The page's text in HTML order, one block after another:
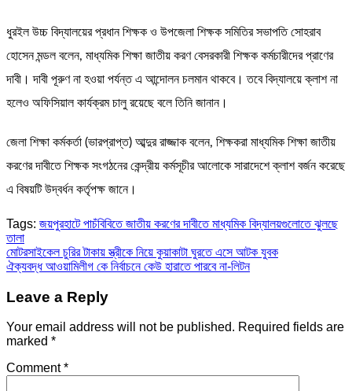
ধুরইল উচ্চ বিদ্যালয়ের প্রধান শিক্ষক ও উপজেলা শিক্ষক সমিতির সভাপতি সোহরাব
হোসেন মন্ডল বলেন, মাধ্যমিক শিক্ষা জাতীয় করণ বেসরকারী শিক্ষক কর্মচারীদের প্রাণের
দাবী। দাবী পূরুণ না হওয়া পর্যন্ত এ আন্দোলন চলমান থাকবে। তবে বিদ্যালয়ে ক্লাশ না
হলেও অফিসিয়াল কার্যক্রম চালু রয়েছে বলে তিনি জানান।
জেলা শিক্ষা কর্মকর্তা (ভারপ্রাপ্ত) আব্দুর রাজ্জাক বলেন, শিক্ষকরা মাধ্যমিক শিক্ষা জাতীয়
করণের দাবীতে শিক্ষক সংগঠনের কেন্দ্রীয় কর্মসূচীর আলোকে সারাদেশে ক্লাশ বর্জন করেছে
এ বিষয়টি উদ্বর্ধন কর্তৃপক্ষ জানে।
Tags: জয়পুরহাটে পাচঁবিবিতে জাতীয় করণের দাবীতে মাধ্যমিক বিদ্যালয়গুলোতে ঝুলছে
তালা
Post
navigation
মোটরসাইকেল চুরির টাকায় স্ত্রীকে নিয়ে কুয়াকাটা ঘুরতে এসে আটক যুবক
ঐক্যবদ্ধ আওয়ামিলীগ কে নির্বাচনে কেউ হারাতে পারবে না-লিটন
Leave a Reply
Your email address will not be published. Required fields are
marked *
Comment*